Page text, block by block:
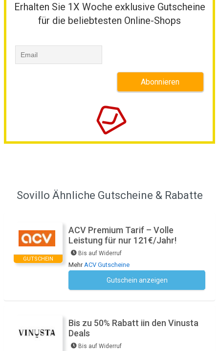
Erhalten Sie 1X Woche exklusive Gutscheine
für die beliebtesten Online-Shops
Sovillo Ähnliche Gutscheine & Rabatte
GUTSCHEIN
ACV Premium Tarif – Volle
Leistung für nur 121€/Jahr!
Bis auf Widerruf
MehrACV Gutscheine
Gutschein anzeigen
Bis zu 50% Rabatt iin den Vinusta
Deals
Bis auf Widerruf